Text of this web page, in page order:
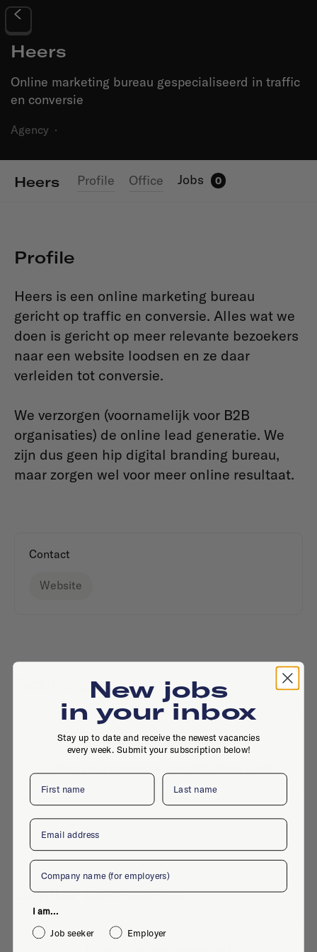
Heers
Online marketing bureau gespecialiseerd in traffic
en conversie
Agency ·
Heers Profile Office Jobs 0
Profile
Heers is een online marketing bureau
gericht op traffic en conversie. Alles wat we
doen is gericht op meer relevante bezoekers
naar een website loodsen en ze daar
verleiden tot conversie.
We verzorgen (voornamelijk voor B2B
organisaties) de online lead generatie. We
zijn dus geen hip digital branding bureau,
maar zorgen wel voor meer online resultaat.
Contact
Website
Active jobs
No active jobs right now
Similar companies
New jobs
in your inbox
Stay up to date and receive the newest vacancies
every week. Submit your subscription below!
First name Last name
Email
Company
I am...
Job seeker
Employer